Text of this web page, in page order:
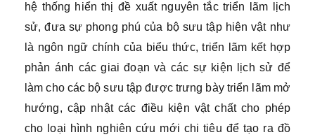
hệ thống hiển thị đề xuất nguyên tắc triển lãm lịch
sử, đưa sự phong phú của bộ sưu tập hiện vật như
là ngôn ngữ chính của biểu thức, triển lãm kết hợp
phản ánh các giai đoạn và các sự kiện lịch sử để
làm cho các bộ sưu tập được trưng bày triển lãm mở
hướng, cập nhật các điều kiện vật chất cho phép
cho loại hình nghiên cứu mới chi tiêu để tạo ra đồ